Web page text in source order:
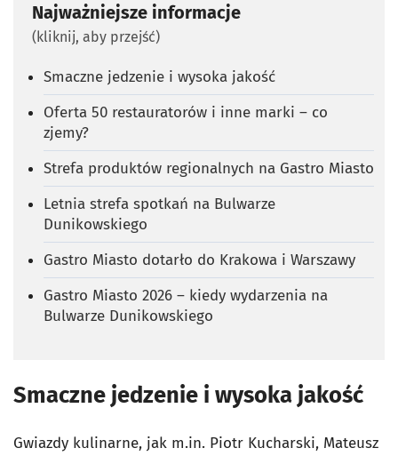
Najważniejsze informacje
(kliknij, aby przejść)
Smaczne jedzenie i wysoka jakość
Oferta 50 restauratorów i inne marki – co
zjemy?
Strefa produktów regionalnych na Gastro Miasto
Letnia strefa spotkań na Bulwarze
Dunikowskiego
Gastro Miasto dotarło do Krakowa i Warszawy
Gastro Miasto 2026 – kiedy wydarzenia na
Bulwarze Dunikowskiego
Smaczne jedzenie i wysoka jakość
Gwiazdy kulinarne, jak m.in. Piotr Kucharski, Mateusz